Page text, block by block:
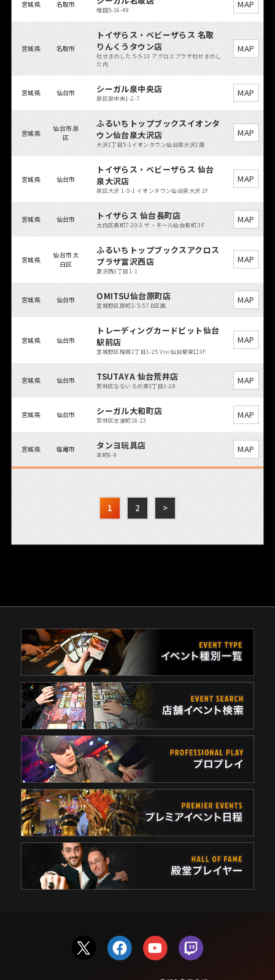
宮城県 名取市
増田5-16-49
MAP
宮城県 名取市
トイザらス・ベビーザらス 名取
りんくうタウン店
杜せきのした 5-5-13 アクロスプラザ杜せきのし
た内
MAP
宮城県 仙台市 シーガル泉中央店
泉区泉中央1-2-7
MAP
宮城県
仙台市泉
区
ふるいちトップブックスイオンタ
ウン仙台泉大沢店
大沢1丁目5-1イオンタウン仙台泉大沢2階
MAP
宮城県 仙台市
トイザらス・ベビーザらス 仙台
泉大沢店
泉区大沢 1-5-1 イオンタウン仙台泉大沢 2F
MAP
宮城県 仙台市 トイザらス 仙台長町店
太白区長町7-20-3 ザ・モール仙台長町 3F
MAP
宮城県
仙台市太
白区
ふるいちトップブックスアクロス
プラザ富沢西店
富沢西3丁目1-1
MAP
宮城県 仙台市 OMITSU仙台原町店
宮城野区原町2-5-57 B区画
MAP
宮城県 仙台市
トレーディングカードピット仙台
駅前店
宮城野区榴岡2丁目1-25 Vivi仙台駅東口3F
MAP
宮城県 仙台市 TSUTAYA 仙台荒井店
若林区なないろの里3丁目3-28
MAP
宮城県 仙台市 シーガル大和町店
若林区志波町18-23
MAP
宮城県 塩竈市 タンヨ玩具店
本町6-9
MAP
1 2 >